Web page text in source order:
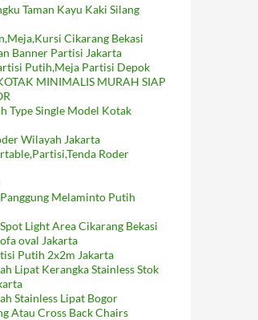
Taman Kayu Kaki Silang
Cikarang Bekasi
Banner Partisi Jakarta
Putih,Meja Partisi Depok
MINIMALIS MURAH SIAP
Type Single Model Kotak
Wilayah Jakarta
Roder
Melaminto Putih
Light Area Cikarang Bekasi
oval Jakarta
Putih 2x2m Jakarta
Lipat Kerangka Stainless Stok
Stainless Lipat Bogor
Atau Cross Back Chairs